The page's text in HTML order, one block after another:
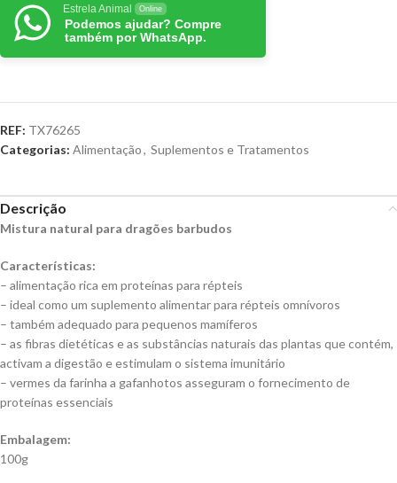
Estrela Animal Online
Podemos ajudar? Compre
também por WhatsApp.
REF: TX76265
Categorias: Alimentação, Suplementos e Tratamentos
Descrição
Mistura natural para dragões barbudos
Características:
– alimentação rica em proteínas para répteis
– ideal como um suplemento alimentar para répteis omnívoros
– também adequado para pequenos mamíferos
– as fibras dietéticas e as substâncias naturais das plantas que contém,
activam a digestão e estimulam o sistema imunitário
– vermes da farinha a gafanhotos asseguram o fornecimento de
proteínas essenciais
Embalagem:
100g